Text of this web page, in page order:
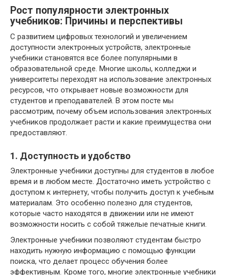
Рост популярности электронных
учебников: Причины и перспективы
С развитием цифровых технологий и увеличением
доступности электронных устройств, электронные
учебники становятся все более популярными в
образовательной среде. Многие школы, колледжи и
университеты переходят на использование электронных
ресурсов, что открывает новые возможности для
студентов и преподавателей. В этом посте мы
рассмотрим, почему объем использования электронных
учебников продолжает расти и какие преимущества они
предоставляют.
1. Доступность и удобство
Электронные учебники доступны для студентов в любое
время и в любом месте. Достаточно иметь устройство с
доступом к интернету, чтобы получить доступ к учебным
материалам. Это особенно полезно для студентов,
которые часто находятся в движении или не имеют
возможности носить с собой тяжелые печатные книги.
Электронные учебники позволяют студентам быстро
находить нужную информацию с помощью функции
поиска, что делает процесс обучения более
эффективным. Кроме того, многие электронные учебники